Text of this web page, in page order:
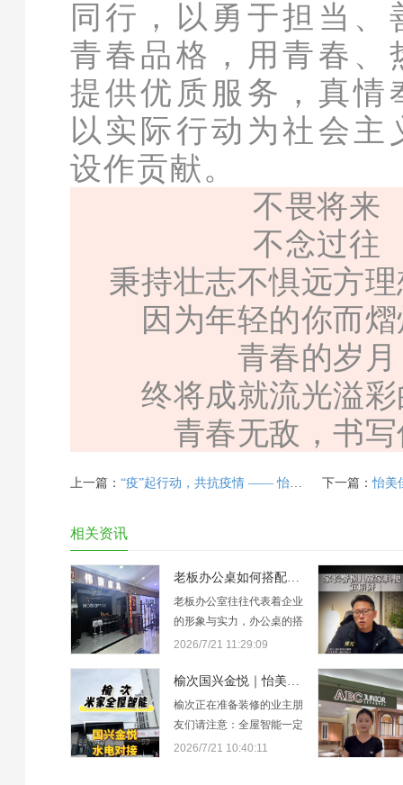
同行，以勇于担当、
青春品格，用青春、
提供优质服务，真情
以实际行动为社会主
设作贡献。
不畏将来
不念过往
秉持壮志不惧远方
因为年轻的你而
青春的岁月
终将成就流光溢
青春无敌，书
上一篇： “疫”起行动，共抗疫情 —— 怡美佳志愿者在行动 下一篇：怡美佳
相关资讯
老板办公桌如何搭配显大气？伟豪办公家具怡美佳店教你选购
老板办公室往往代表着企业
的形象与实力，办公桌的搭
配尤为关键。在晋中，许多
性，更看重整体呈现的“大
气”感。伟豪办公家具怡美
佳店从专业角度出发，为您
2026/7/21 11:29:09
榆次国兴金悦｜怡美佳米家全屋智能水电对接勘测案例
榆次正在准备装修的业主朋
友们请注意：全屋智能一定
要在水电阶段提前介入！近
2026/7/21 10:40:11